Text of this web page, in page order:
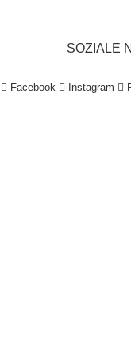
SOZIALE
Facebook Instagram